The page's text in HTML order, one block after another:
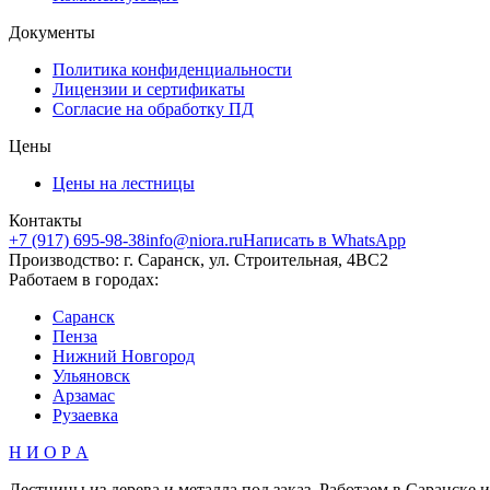
Документы
Политика конфиденциальности
Лицензии и сертификаты
Согласие на обработку ПД
Цены
Цены на лестницы
Контакты
+7 (917) 695-98-38info@niora.ruНаписать в WhatsApp
Производство: г. Саранск, ул. Строительная, 4ВС2
Работаем в городах:
Саранск
Пенза
Нижний Новгород
Ульяновск
Арзамас
Рузаевка
Н И О Р А